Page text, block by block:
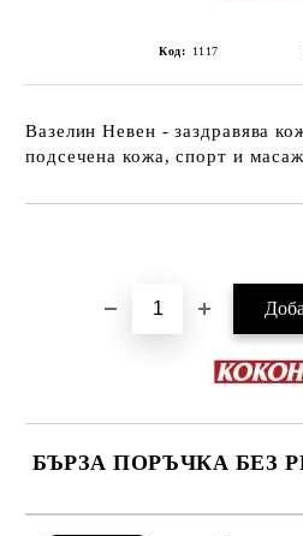
Код: 1117
Вазелин Невен - заздравява
подсечена кожа, спорт и
БЪРЗА ПОРЪЧКА БЕЗ